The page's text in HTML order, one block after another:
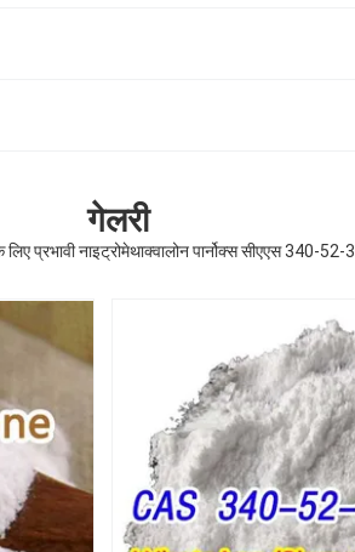
गेलरी
प्रभावी नाइट्रोमेथाक्वालोन पार्नोक्स सीएएस 340-52-3